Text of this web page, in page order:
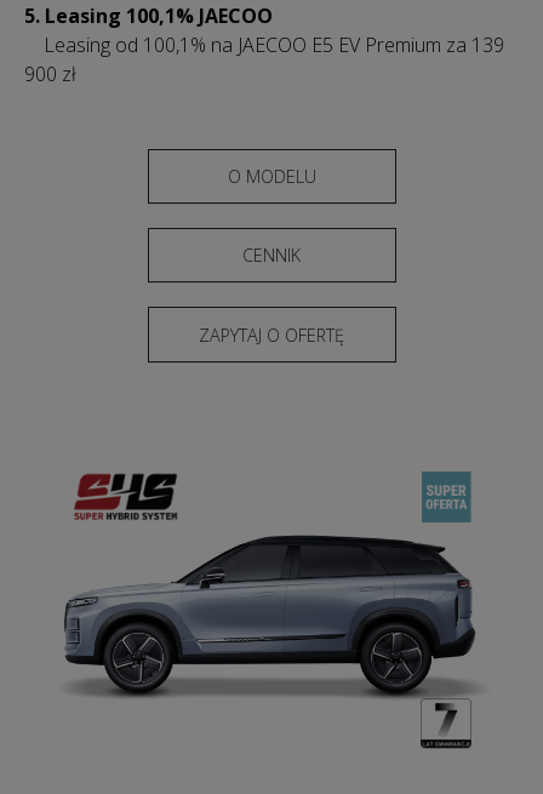
5. Leasing 100,1% JAECOO
Leasing od 100,1% na JAECOO E5 EV Premium za 139
900 zł
O MODELU
CENNIK
ZAPYTAJ O OFERTĘ